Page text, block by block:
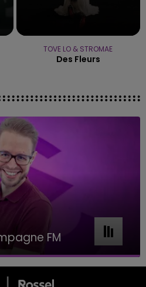
TOVE LO & STROMAE
Des Fleurs
FM